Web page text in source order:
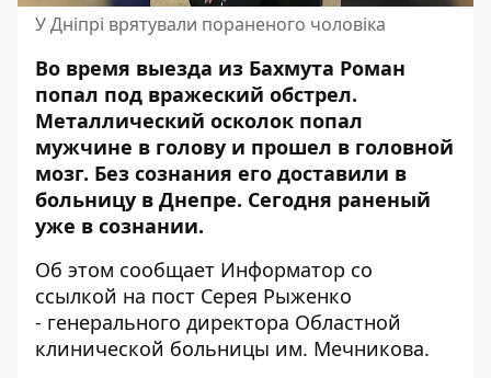
У Дніпрі врятували пораненого чоловіка
Во время выезда из Бахмута Роман
попал под вражеский обстрел.
Металлический осколок попал
мужчине в голову и прошел в головной
мозг. Без сознания его доставили в
больницу в Днепре. Сегодня раненый
уже в сознании.
Об этом сообщает Информатор со
ссылкой на пост Серея Рыженко
- генерального директора Областной
клинической больницы им. Мечникова.